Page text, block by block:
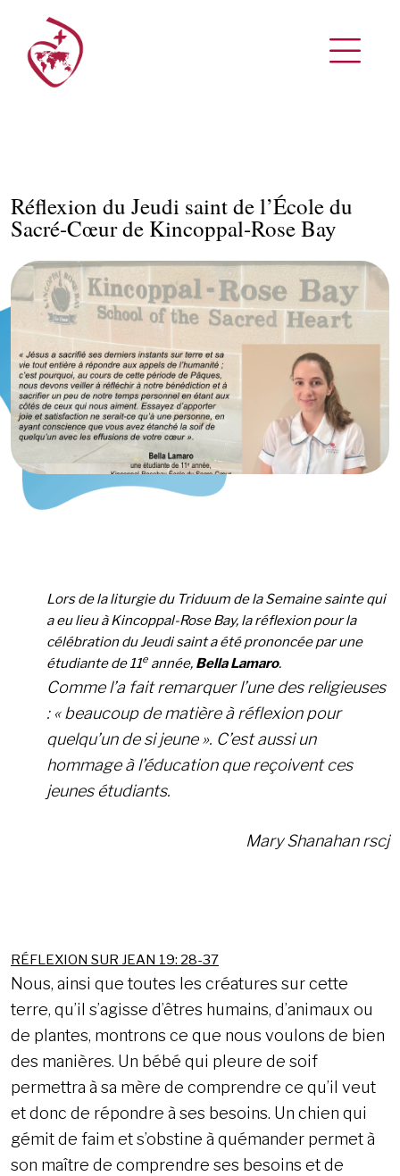
Réflexion du Jeudi saint de l’École du
Sacré-Cœur de Kincoppal-Rose Bay
Lors de la liturgie du Triduum de la Semaine sainte qui
a eu lieu à Kincoppal-Rose Bay, la réflexion pour la
célébration du Jeudi saint a été prononcée par une
étudiante de 11e année, Bella Lamaro.
Comme l’a fait remarquer l’une des religieuses
: « beaucoup de matière à réflexion pour
quelqu’un de si jeune ». C’est aussi un
hommage à l’éducation que reçoivent ces
jeunes étudiants.
Mary Shanahan rscj
RÉFLEXION SUR JEAN 19: 28-37
Nous, ainsi que toutes les créatures sur cette
terre, qu’il s’agisse d’êtres humains, d’animaux ou
de plantes, montrons ce que nous voulons de bien
des manières. Un bébé qui pleure de soif
permettra à sa mère de comprendre ce qu’il veut
et donc de répondre à ses besoins. Un chien qui
gémit de faim et s’obstine à quémander permet à
son maître de comprendre ses besoins et de